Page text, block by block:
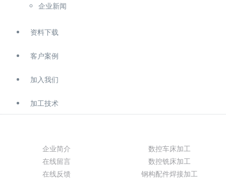
企业新闻
资料下载
客户案例
加入我们
加工技术
企业简介
在线留言
在线反馈
数控车床加工
数控铣床加工
钢构配件焊接加工